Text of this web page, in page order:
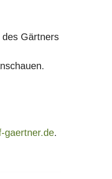
Gärtners
gaertner.de.